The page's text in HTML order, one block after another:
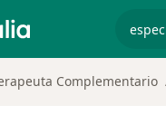
Complementario